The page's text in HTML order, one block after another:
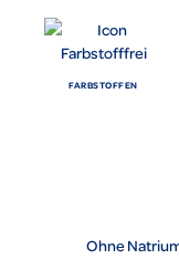
FARBSTOFFEN
Ohne